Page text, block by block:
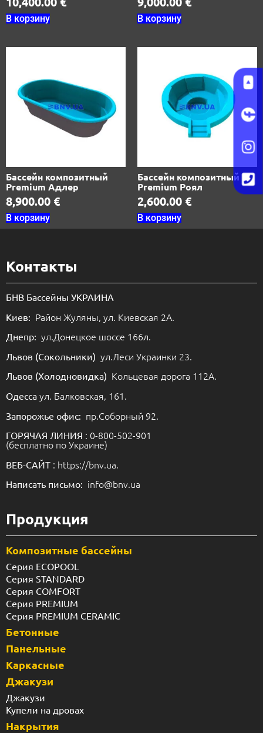
В корзину В корзину
Бассейн композитный
Premium Адлер
8,900.00 €
В корзину
Бассейн композитный
Premium Роял
2,600.00 €
В корзину
Контакты
БНВ Бассейны УКРАИНА
Киев: Район Жуляны, ул. Киевская 2А.
Днепр: ул.Донецкое шоссе 166л.
Львов (Сокольники) ул.Леси Украинки 23.
Львов (Холодновидка) Кольцевая дорога 112А.
Одесса ул. Балковская, 161.
Запорожье офис: пр.Соборный 92.
ГОРЯЧАЯ ЛИНИЯ : 0-800-502-901
(бесплатно по Украине)
ВЕБ-САЙТ : https://bnv.ua.
Написать письмо: info@bnv.ua
Продукция
Композитные бассейны
Серия ECOPOOL
Серия STANDARD
Серия COMFORT
Серия PREMIUM
Серия PREMIUM CERAMIC
Бетонные
Панельные
Каркасные
Джакузи
Джакузи
Купели на дровах
Накрытия